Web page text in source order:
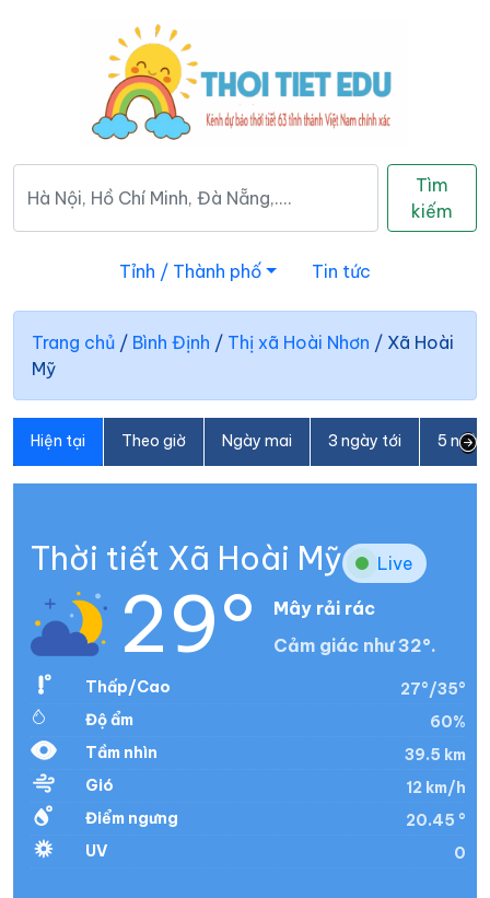
Tìm
kiếm
Tỉnh / Thành phố Tin tức
Trang chủ / Bình Định / Thị xã Hoài Nhơn / Xã Hoài
Mỹ
Hiện tại Theo giờ Ngày mai 3 ngày tới 5
Thời tiết Xã Hoài Mỹ Live
29°
Mây rải rác
Cảm giác như 32°.
Thấp/Cao
27°/35°
Độ ẩm
60%
Tầm nhìn
39.5 km
Gió
12 km/h
Điểm ngưng
20.45 °
UV
0